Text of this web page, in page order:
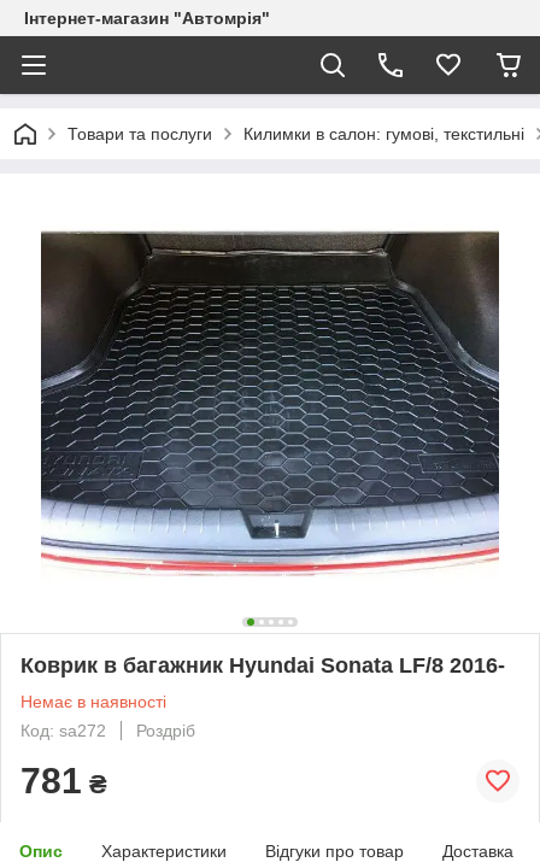
Інтернет-магазин "Автомрія"
Товари та послуги Килимки в салон: гумові, текстильні
Коврик в багажник Hyundai Sonata LF/8 2016-
Немає в наявності
Код: sa272
Роздріб
781 ₴
Опис Характеристики Відгуки про товар Доставка